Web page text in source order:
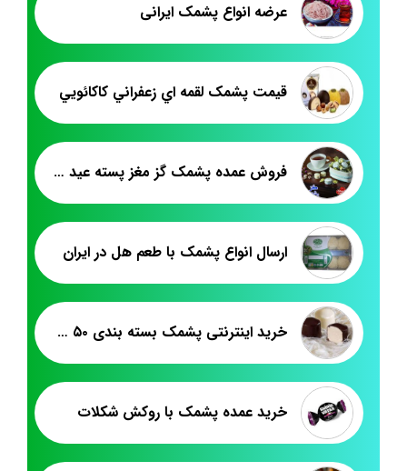
عرضه انواع پشمک ایرانی
قيمت پشمک لقمه اي زعفراني کاکائويي
فروش عمده پشمک گز مغز پسته عید نوروز
ارسال انواع پشمک با طعم هل در ایران
خرید اینترنتی پشمک بسته بندی ۵۰ گرمی
خرید عمده پشمک با روکش شکلات